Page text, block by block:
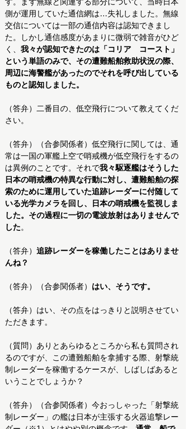
す。まず無線と関連する部分について、当時日本
側が運用していた通信網は…失礼しました。無線
交信については一部の通信内容は認知できまし
た。しかし通信感度があまりに微弱で雑音がひど
く、 我々が認知できたのは「コリア コースト」
という単語のみで、その遭難船舶救助状況の際、
周辺に海警艦があったのでそれを呼び出している
ものと認知しました。
（答弁）二番目の、低空飛行について教えてくだ
さい。
（答弁）（合参関係者）低空飛行に関しては、通
常は一国の軍艦上空で哨戒機が低空飛行をするの
は異例のことです。それで我々駆逐艦はそうした
日本の哨戒機の特異な行動に対し、遭難船舶の探
索のために運用していた追跡レーダーに付随して
いる光学カメラを回し、日本の哨戒機を監視しま
した。その過程に一切の電波放射はありませんで
した。
（答弁） 追跡レーダーを稼働したことはありませ
んね？
（答弁）（合参関係者） はい、そうです。
（答弁）はい、その点をはっきりと説明させてい
ただきます。
（質問）ありとあらゆるところから私も質問され
るのですが、この遭難船舶を拿捕する際、射撃統
制レーダーを稼働するケースが、しばしばあると
いうことでしょうか？
（答弁）（合参関係者）今おっしゃった「射撃統
制レーダー」の艦は日本が主張する火器追撃レー